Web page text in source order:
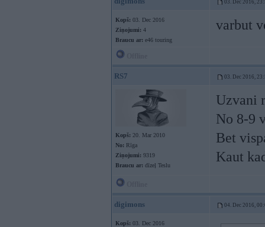
03. Dec 2016,
Kopš: 03. Dec 2016
Ziņojumi: 4
Braucu ar: e46 touring
varbut
RS7 03. Dec 2016,
Kopš: 20. Mar 2010
No: Rīga
Ziņojumi: 9319
Braucu ar: dīzeļ Teslu
Uzvani
No 8-9
Bet
Kaut
digimons 04. Dec 2016,
Kopš: 03. Dec 2016